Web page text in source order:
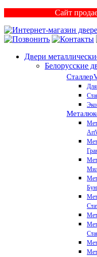
Сайт
Двери
Белорусские
Сталлер
Для